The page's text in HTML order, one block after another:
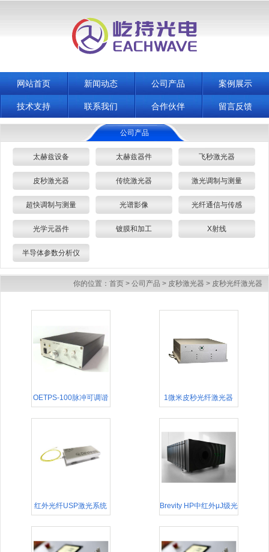
网站首页 新闻动态 公司产品 案例展示
技术支持 联系我们 合作伙伴 留言反馈
公司产品
太赫兹设备 太赫兹器件 飞秒激光器
皮秒激光器 传统激光器 激光调制与测量
超快调制与测量 光谱影像 光纤通信与传感
光学元器件 镀膜和加工 X射线
半导体参数分析仪
你的位置： 首页 > 公司产品 > 皮秒激光器 > 皮秒光纤激光器
OETPS-100脉冲可调谐 1微米皮秒光纤激光器
红外光纤USP激光系统 Brevity HP中红外μJ级光